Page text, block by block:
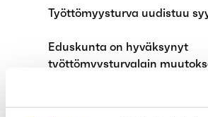
Työttömyysturva uudistuu
Eduskunta on hyväksynyt
työttömyysturvalain
Työttömyyskassojen